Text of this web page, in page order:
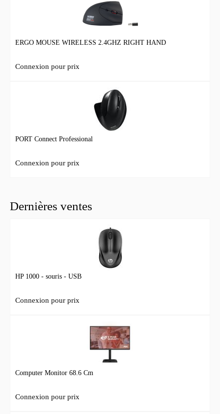
ERGO MOUSE WIRELESS 2.4GHZ RIGHT HAND
Connexion pour prix
PORT Connect Professional
Connexion pour prix
Dernières ventes
HP 1000 - souris - USB
Connexion pour prix
Computer Monitor 68.6 Cm
Connexion pour prix